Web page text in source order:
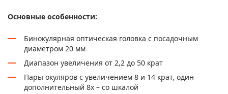
Основные особенности:
Бинокулярная оптическая головка с посадочным
диаметром 20 мм
Диапазон увеличения от 2,2 до 50 крат
Пары окуляров с увеличением 8 и 14 крат, один
дополнительный 8х – со шкалой